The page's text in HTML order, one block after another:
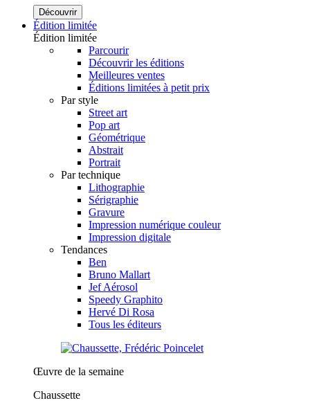
Découvrir
Édition limitée
Édition limitée
Parcourir
Découvrir les éditions
Meilleures ventes
Éditions limitées à petit prix
Par style
Street art
Pop art
Géométrique
Abstrait
Portrait
Par technique
Lithographie
Sérigraphie
Gravure
Impression numérique couleur
Impression digitale
Tendances
Ben
Bruno Mallart
Jef Aérosol
Speedy Graphito
Hervé Di Rosa
Tous les éditeurs
Œuvre de la semaine
Chaussette